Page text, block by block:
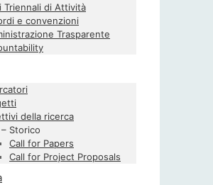
Triennali di Attività
e convenzioni
Trasparente
della ricerca
– Storico
Call for Papers
Call for Project Proposals